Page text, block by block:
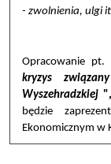
- zwolnienia, ulgi
Opracowanie pt.
kryzys
Wyszehradzkiej ",
będzie
Ekonomicznym w